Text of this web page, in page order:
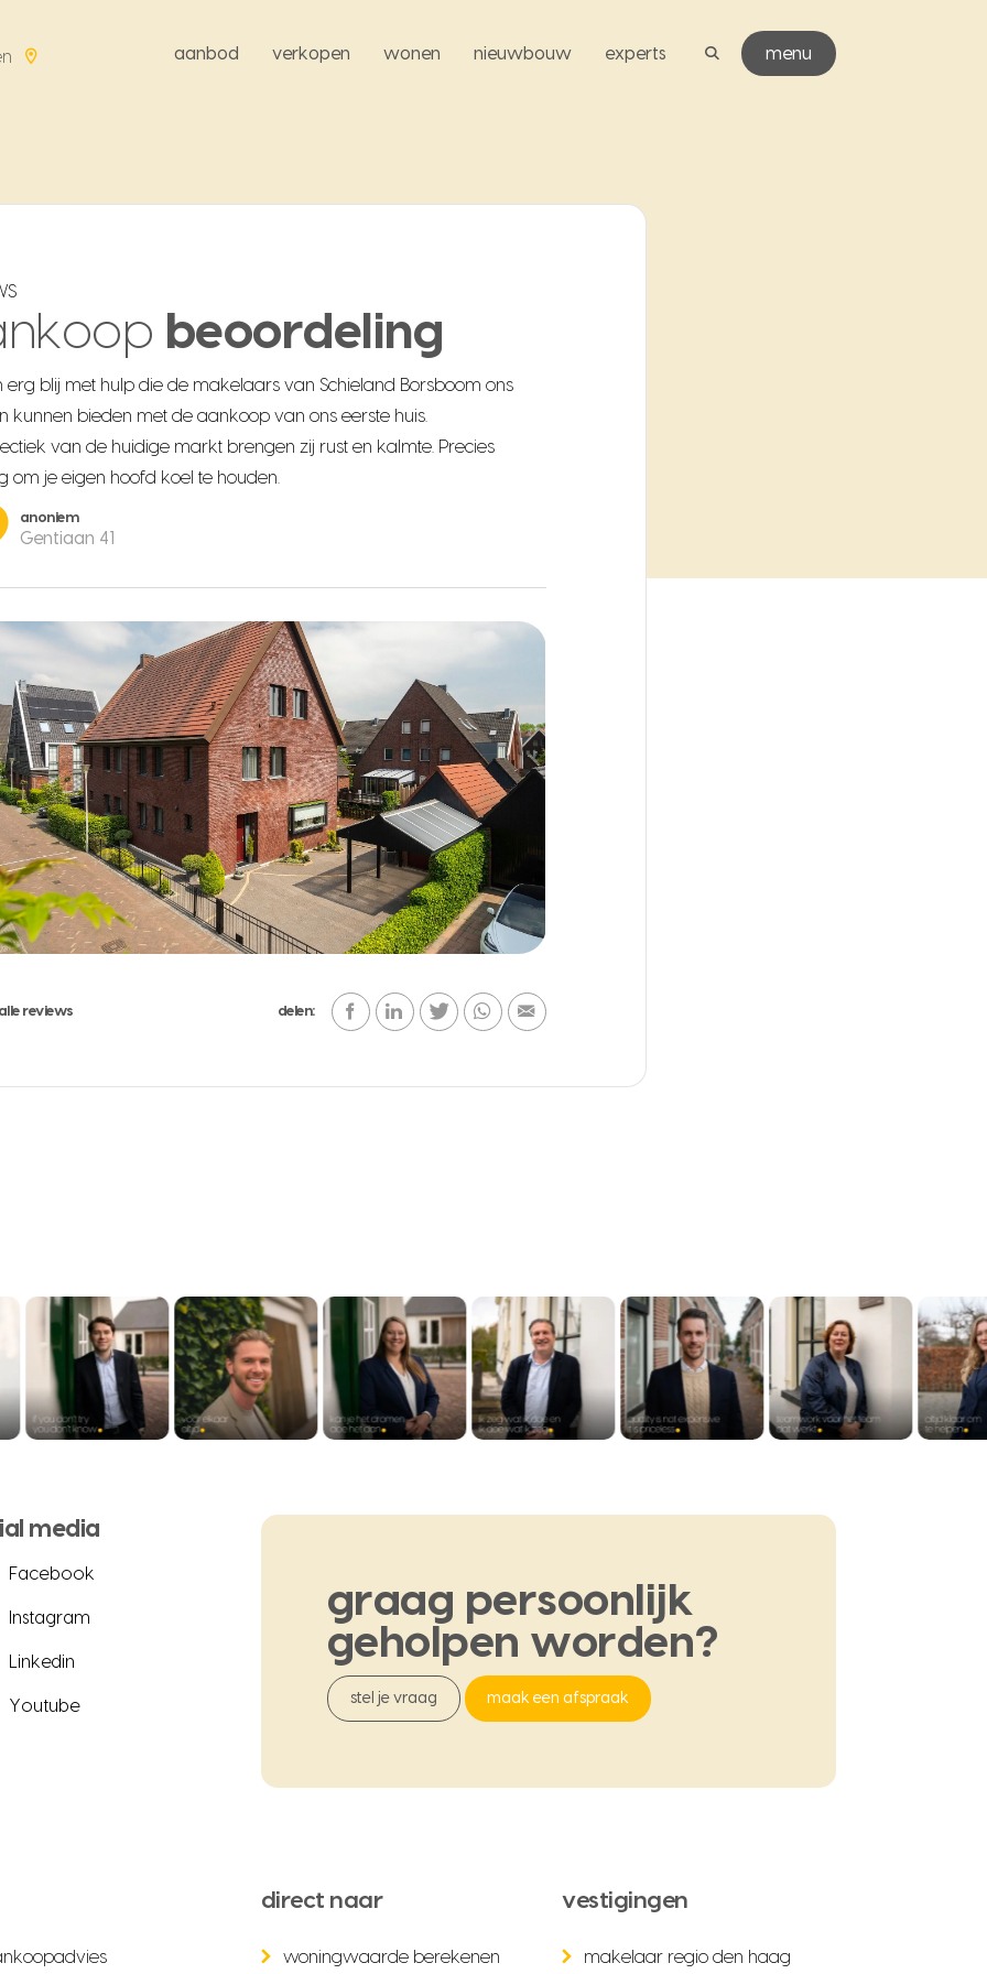
aanbod verkopen wonen nieuwbouw experts menu
beoordeling
erg blij met hulp die de makelaars van Schieland Borsboom ons
kunnen bieden met de aankoop van ons eerste huis.
van de huidige markt brengen zij rust en kalmte. Precies
om je eigen hoofd koel te houden.
anoniem
Gentiaan 41
delen:
reviews
media
Facebook
Instagram
Linkedin
Youtube
graag persoonlijk
geholpen worden?
stel je vraag maak een afspraak
direct naar
woningwaarde berekenen
vestigingen
makelaar regio den haag